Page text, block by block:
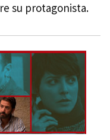
su protagonista.